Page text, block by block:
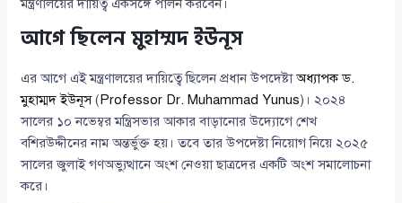
মন্ত্রণালয়ের দায়িত্ব একসঙ্গে পালন করবেন।
আগে ছিলেন মুহাম্মদ ইউনূস
এর আগে এই মন্ত্রণালয়ের দায়িত্বে ছিলেন প্রধান উপদেষ্টাঅধ্যাপক ড.
মুহাম্মদ ইউনূস( Professor Dr. Muhammad Yunus)। ২০২৪
সালের ১০ নভেম্বর মন্ত্রিসভার আকার বাড়ানোর উদ্যোগে শেখ
বশিরউদ্দীনের নাম অন্তর্ভুক্ত হয়। তবে তার উপদেষ্টা নিয়োগ নিয়ে ২০২৫
সালের জুলাই গণঅভ্যুত্থানে অংশ নেওয়া ছাত্রদের একটি অংশ সমালোচনা
করে।